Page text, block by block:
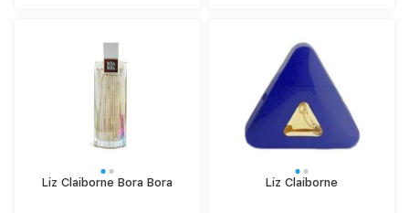
Liz Claiborne Bora Bora Liz Claiborne